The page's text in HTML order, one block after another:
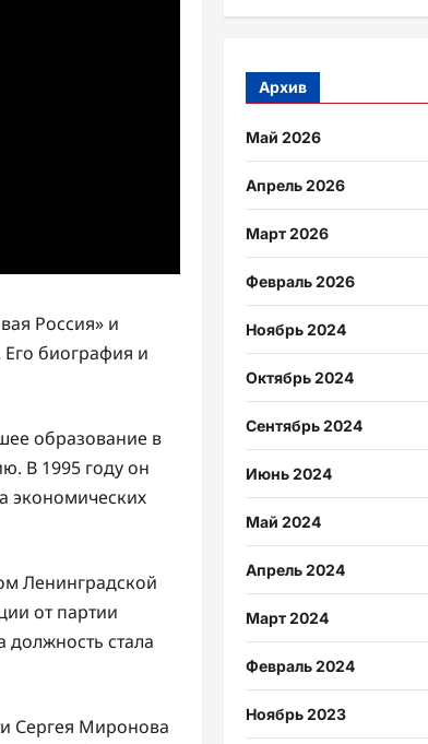
Россия» и
биография и
образование в
В 1995 году он
экономических
Ленинградской
от партии
стала
Сергея Миронова
Архив
Май 2026
Апрель 2026
Март 2026
Февраль 2026
Ноябрь 2024
Октябрь 2024
Сентябрь 2024
Июнь 2024
Май 2024
Апрель 2024
Март 2024
Февраль 2024
Ноябрь 2023